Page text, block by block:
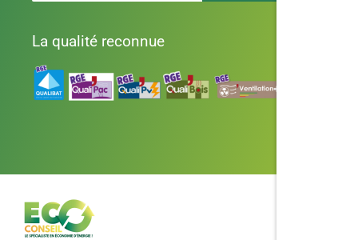
La qualité reconnue